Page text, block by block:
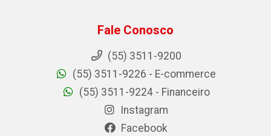
Fale Conosco
(55) 3511-9200
(55) 3511-9226 - E-commerce
(55) 3511-9224 - Financeiro
Instagram
Facebook